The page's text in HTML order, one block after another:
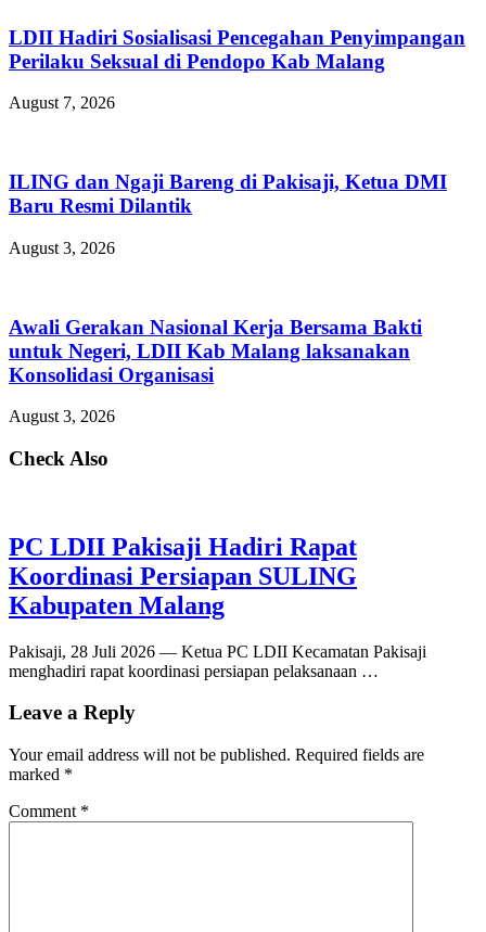
LDII Hadiri Sosialisasi Pencegahan Penyimpangan
Perilaku Seksual di Pendopo Kab Malang
August 7, 2026
ILING dan Ngaji Bareng di Pakisaji, Ketua DMI
Baru Resmi Dilantik
August 3, 2026
Awali Gerakan Nasional Kerja Bersama Bakti
untuk Negeri, LDII Kab Malang laksanakan
Konsolidasi Organisasi
August 3, 2026
Check Also
PC LDII Pakisaji Hadiri Rapat
Koordinasi Persiapan SULING
Kabupaten Malang
Pakisaji, 28 Juli 2026 — Ketua PC LDII Kecamatan Pakisaji
menghadiri rapat koordinasi persiapan pelaksanaan …
Leave a Reply
Your email address will not be published. Required fields are
marked *
Comment *